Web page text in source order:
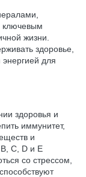
ключевым
жизни.
здоровье,
для
здоровья и
иммунитет,
и
С, D и Е
со стрессом,